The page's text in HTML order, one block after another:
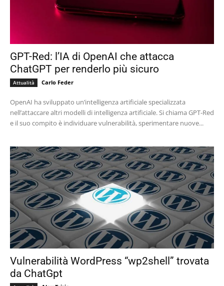
GPT-Red: l’IA di OpenAI che attacca
ChatGPT per renderlo più sicuro
Attualità Carlo Feder
OpenAI ha sviluppato un’intelligenza artificiale specializzata
nell’attaccare altri modelli di intelligenza artificiale. Si chiama GPT-Red
e il suo compito è individuare vulnerabilità, sperimentare nuove...
Vulnerabilità WordPress “wp2shell” trovata
da ChatGpt